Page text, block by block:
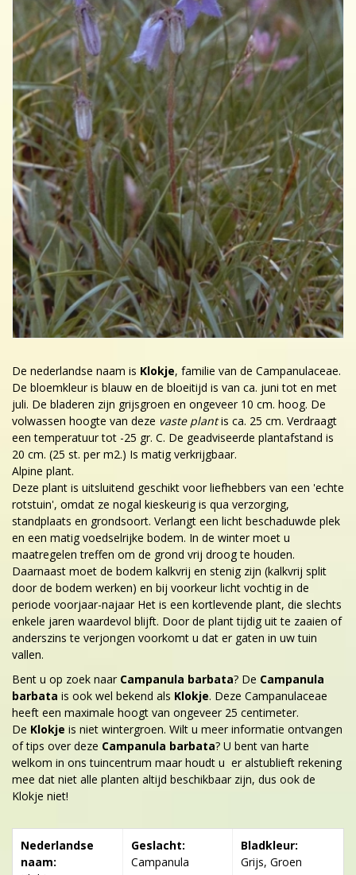
De nederlandse naam is Klokje, familie van de Campanulaceae.
De bloemkleur is blauw en de bloeitijd is van ca. juni tot en met
juli. De bladeren zijn grijsgroen en ongeveer 10 cm. hoog. De
volwassen hoogte van deze vaste plantis ca. 25 cm. Verdraagt
een temperatuur tot -25 gr. C. De geadviseerde plantafstand is
20 cm. (25 st. per m2.) Is matig verkrijgbaar.
Alpine plant.
Deze plant is uitsluitend geschikt voor liefhebbers van een 'echte
rotstuin', omdat ze nogal kieskeurig is qua verzorging,
standplaats en grondsoort. Verlangt een licht beschaduwde plek
en een matig voedselrijke bodem. In de winter moet u
maatregelen treffen om de grond vrij droog te houden.
Daarnaast moet de bodem kalkvrij en stenig zijn (kalkvrij split
door de bodem werken) en bij voorkeur licht vochtig in de
periode voorjaar-najaar Het is een kortlevende plant, die slechts
enkele jaren waardevol blijft. Door de plant tijdig uit te zaaien of
anderszins te verjongen voorkomt u dat er gaten in uw tuin
vallen.
Bent u op zoek naar Campanula barbata? De Campanula
barbata is ook wel bekend als Klokje. Deze Campanulaceae
heeft een maximale hoogt van ongeveer 25 centimeter.
De Klokje is niet wintergroen. Wilt u meer informatie ontvangen
of tips over deze Campanula barbata? U bent van harte
welkom in ons tuincentrum maar houdt u er alstublieft rekening
mee dat niet alle planten altijd beschikbaar zijn, dus ook de
Klokje niet!
Nederlandse
naam:
Geslacht:
Campanula
Bladkleur:
Grijs, Groen